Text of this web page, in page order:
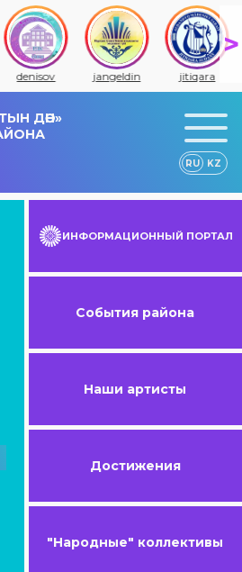
denisov jangeldin jitiqara
ДӘН»
RU KZ
ИНФОРМАЦИОННЫЙ ПОРТАЛ
События района
Наши артисты
Достижения
"Народные" коллективы